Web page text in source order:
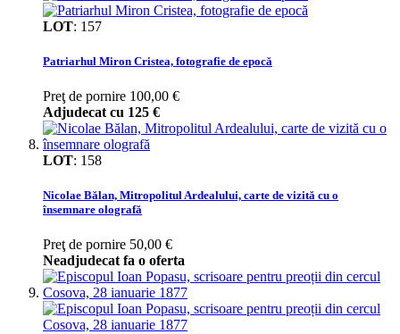
LOT: 157
Patriarhul Miron Cristea, fotografie de epocă
Preţ de pornire 100,00 €
Adjudecat cu 125 €
LOT: 158
Nicolae Bălan, Mitropolitul Ardealului, carte de vizită cu o
însemnare olografă
Preţ de pornire 50,00 €
Neadjudecat fa o oferta